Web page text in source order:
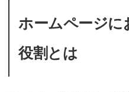
ホームページに
役割とは